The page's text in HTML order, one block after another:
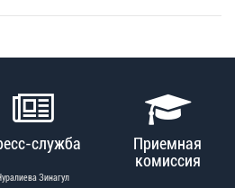
служба
Зинагул
Приемная
комиссия